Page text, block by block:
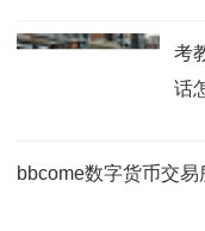
考
话
bbcome数字货币交